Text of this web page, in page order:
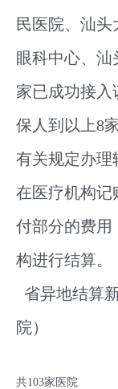
民医院、汕
眼科中心、
家已成功接入
保人到以上8
有关规定办理
在医疗机构记
付部分的费用
构进行结算。
省异地结算
院）
共103家医院